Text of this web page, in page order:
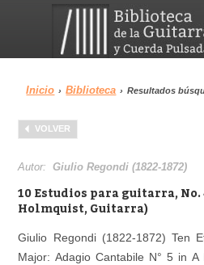
Menu
Biblioteca
Área personal
Inicio › Biblioteca › Resultados
VOLVER
Autor:Giulio Regondi (1822-1872)
10 Estudios para guitarra, No.
Holmquist, Guitarra)
Giulio Regondi (1822-1872) Ten
Major: Adagio Cantabile N° 5 in